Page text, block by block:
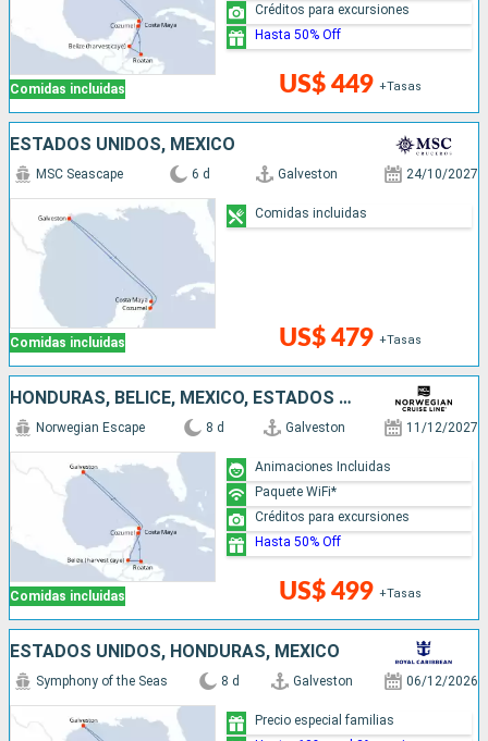
Comidas incluidas US$ 449 +Tasas
Créditos para excursiones
Hasta 50% Off
ESTADOS UNIDOS, MÉXICO
Comidas incluidas
MSC Seascape 6 d Galveston 24/10/2027
US$ 479 +Tasas
Comidas incluidas
HONDURAS, BELICE, MÉXICO, ESTADOS UNIDOS
Comidas incluidas
Norwegian Escape 8 d Galveston 11/12/2027
US$ 499 +Tasas
Animaciones Incluidas
Paquete WiFi*
Créditos para excursiones
Hasta 50% Off
ESTADOS UNIDOS, HONDURAS, MÉXICO
Symphony of the Seas 8 d Galveston 06/12/2026
Precio especial familias